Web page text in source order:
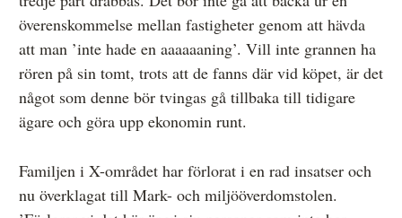
överenskommelse mellan fastigheter genom att hävda
att man ’inte hade en aaaaaaning’. Vill inte grannen ha
rören på sin tomt, trots att de fanns där vid köpet, är det
något som denne bör tvingas gå tillbaka till tidigare
ägare och göra upp ekonomin runt.
Familjen i X-området har förlorat i en rad insatser och
nu överklagat till Mark- och miljööverdomstolen.